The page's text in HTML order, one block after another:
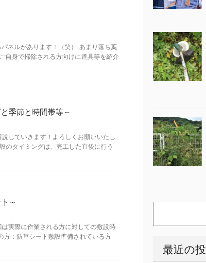
ネルがあります！（笑） あまり落ち葉
自身で掃除される方向けに道具等を紹介
季節と時間帯等～
していきます！よろしくお願いいたし
のタイミングは、完工した直後に行う
～
実際に作業される方に対しての敷設時
：防草シート敷設準備されている方
最近の